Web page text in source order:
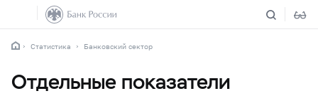
Статистика Банковский сектор
Отдельные показатели